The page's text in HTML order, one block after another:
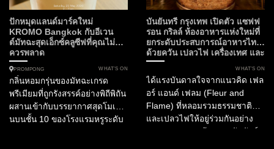
เคมปินสกี้ กรุงเทพฯ เตรียมเปิด
ประตูต้อนรับ “Masque” ห้อง
อาหารอันดับ 1 ของประเทศ
อินเดีย และอันดับ 15 ของ
เอเชีย...
กิจกรรม Tastes of Thailand
2026 เมื่อ ห้องอาหารไทย
ฟร้อนท์รูม (Front Room)...
ปักหมุดแลนด์มาร์คใหม่
KROMO Bangkok กับอีเวน
ต์มัทฉะสุดเอ็กซ์คลูซีฟที่คุณไม่
ควรพลาด
PROMPONG WHAT’S ON
กลิ่นหอมกรุ่นของมัทฉะเกรด
พรีเมียมที่ถูกรังสรรค์อย่างพิถีพิถัน
ผสานเข้ากับบรรยากาศสุดโมเดิร์
นบนชั้น 10 ของโรงแรมหรูระดับ
บันยันทรี กรุงเทพ เปิดตัว แซฟฟ
รอน กริลล์ ห้องอาหารแห่งใหม่ที่
ยกระดับประสบการณ์อาหารไทย
ด้วยควัน เปลวไฟ เครื่องเทศ และ
ความยั่งยืน
WHAT’S ON
ได้แรงบันดาลใจจากแนวคิด เฟล
อร์ แอนด์ เฟลม (Fleur and
Flame) ที่หลอมรวมธรรมชาติ
และเปลวไฟให้อยู่ร่วมกันอย่าง
สมดุล Fleur สะท้อนสายสัมพันธ์